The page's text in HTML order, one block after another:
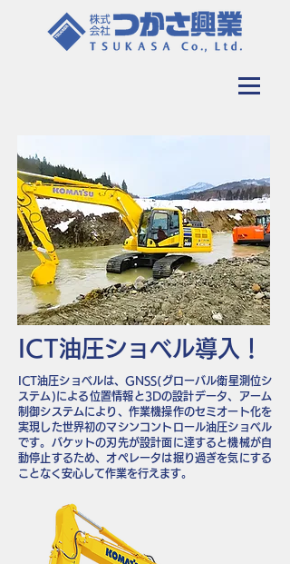
ICT油圧ショベル導入！
ICT油圧ショベルは、GNSS(グローバル衛星測位シ
ステム)による位置情報と3Dの設計データ、アーム
制御システムにより、作業機操作のセミオート化を
実現した世界初のマシンコントロール油圧ショベル
です。バケットの刃先が設計面に達すると機械が自
動停止するため、オペレータは掘り過ぎを気にする
ことなく安心して作業を行えます。